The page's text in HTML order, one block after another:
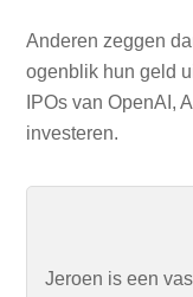
Anderen zeggen
ogenblik hun geld
IPOs van OpenAI,
investeren.
Jeroen is een